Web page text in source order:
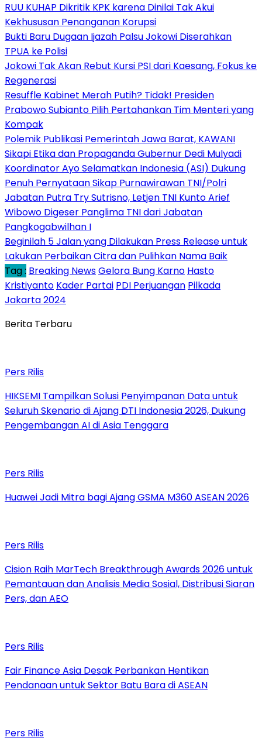
RUU KUHAP Dikritik KPK karena Dinilai Tak Akui
Kekhususan Penanganan Korupsi
Bukti Baru Dugaan Ijazah Palsu Jokowi Diserahkan
TPUA ke Polisi
Jokowi Tak Akan Rebut Kursi PSI dari Kaesang, Fokus ke
Regenerasi
Resuffle Kabinet Merah Putih? Tidak! Presiden
Prabowo Subianto Pilih Pertahankan Tim Menteri yang
Kompak
Polemik Publikasi Pemerintah Jawa Barat, KAWANI
Sikapi Etika dan Propaganda Gubernur Dedi Mulyadi
Koordinator Ayo Selamatkan Indonesia (ASI) Dukung
Penuh Pernyataan Sikap Purnawirawan TNI/Polri
Jabatan Putra Try Sutrisno, Letjen TNI Kunto Arief
Wibowo Digeser Panglima TNI dari Jabatan
Pangkogabwilhan I
Beginilah 5 Jalan yang Dilakukan Press Release untuk
Lakukan Perbaikan Citra dan Pulihkan Nama Baik
Tag : Breaking NewsGelora Bung Karno Hasto
Kristiyanto Kader Partai PDI Perjuangan Pilkada
Jakarta 2024
Berita Terbaru
Pers Rilis
HIKSEMI Tampilkan Solusi Penyimpanan Data untuk
Seluruh Skenario di Ajang DTI Indonesia 2026, Dukung
Pengembangan AI di Asia Tenggara
Pers Rilis
Huawei Jadi Mitra bagi Ajang GSMA M360 ASEAN 2026
Pers Rilis
Cision Raih MarTech Breakthrough Awards 2026 untuk
Pemantauan dan Analisis Media Sosial, Distribusi Siaran
Pers, dan AEO
Pers Rilis
Fair Finance Asia Desak Perbankan Hentikan
Pendanaan untuk Sektor Batu Bara di ASEAN
Pers Rilis